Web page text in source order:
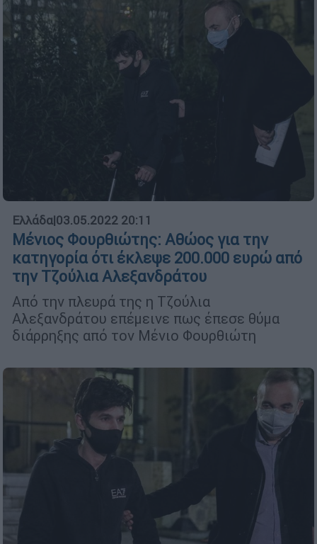
Ελλάδα|03.05.2022 20:11
Μένιος Φουρθιώτης: Αθώος για την
κατηγορία ότι έκλεψε 200.000 ευρώ από
την Τζούλια Αλεξανδράτου
Από την πλευρά της η Τζούλια
Αλεξανδράτου επέμεινε πως έπεσε θύμα
διάρρηξης από τον Μένιο Φουρθιώτη